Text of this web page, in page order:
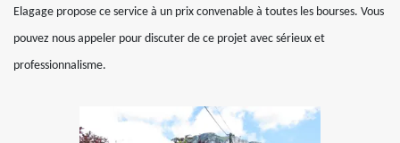
Elagage propose ce service à un prix convenable à toutes les bourses. Vous
pouvez nous appeler pour discuter de ce projet avec sérieux et
professionnalisme.